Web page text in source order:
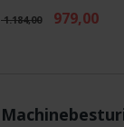
1.184,00
Oorspronkelijke
979,00